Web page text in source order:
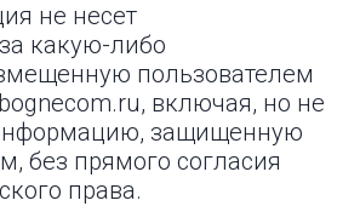
не несет
какую-либо
пользователем
включая, но не
защищенную
без прямого согласия
права.